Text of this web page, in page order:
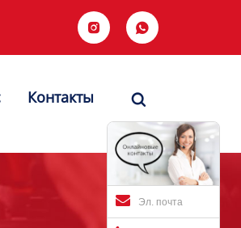
 
Контакты 
Эл. почта